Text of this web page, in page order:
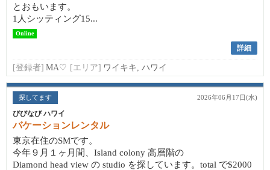
とおもいます。
1人シッティング15...
Online
詳細
[登録者] MA♡ [エリア] ワイキキ, ハワイ
探してます 2026年06月17日(水)
びびなび ハワイ
バケーションレンタル
東京在住のSMです。
今年９月１ヶ月間、Island colony 高層階の
Diamond head view の studio を探しています。total で$2000